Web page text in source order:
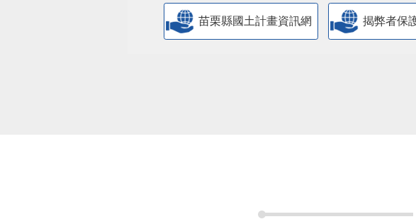
苗栗縣國土計畫資訊網 揭弊者保